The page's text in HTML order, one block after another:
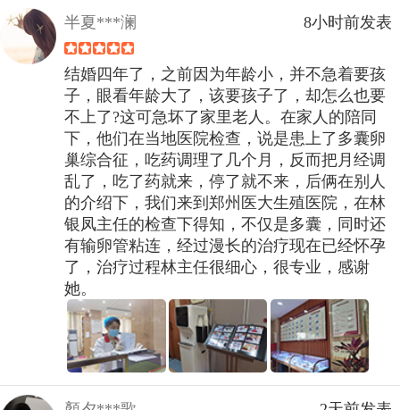
半夏***澜 8小时前发表
结婚四年了，之前因为年龄小，并不急着要孩
子，眼看年龄大了，该要孩子了，却怎么也要
不上了?这可急坏了家里老人。在家人的陪同
下，他们在当地医院检查，说是患上了多囊卵
巢综合征，吃药调理了几个月，反而把月经调
乱了，吃了药就来，停了就不来，后俩在别人
的介绍下，我们来到郑州医大生殖医院，在林
银凤主任的检查下得知，不仅是多囊，同时还
有输卵管粘连，经过漫长的治疗现在已经怀孕
了，治疗过程林主任很细心，很专业，感谢
她。